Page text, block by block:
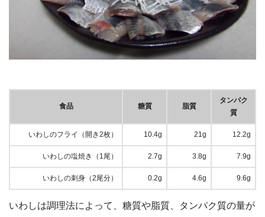
食品 糖質 脂質
タンパク
質
いわしのフライ（開き2枚） 10.4g 21g 12.2g
いわしの塩焼き（1尾） 2.7g 3.8g 7.9g
いわしの刺身（2尾分） 0.2g 4.6g 9.6g
いわしは調理法によって、糖質や脂質、タンパク質の量が